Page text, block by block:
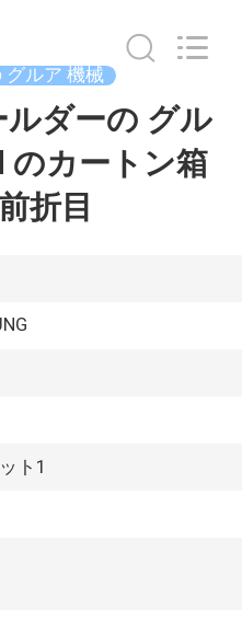
グルア 機械
ダーの グル
のカートン箱
折目
ト1